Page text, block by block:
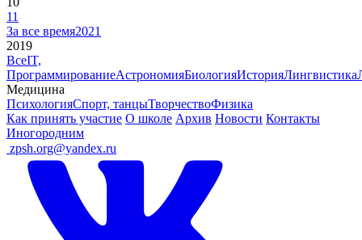
11
За все время2021
2019
ВсеIT,
ПрограммированиеАстрономияБиологияИсторияЛингвистика
Медицина
ПсихологияСпорт, танцыТворчествоФизика
Как принять участие О школе Архив Новости Контакты
Иногородним
zpsh.org@yandex.ru